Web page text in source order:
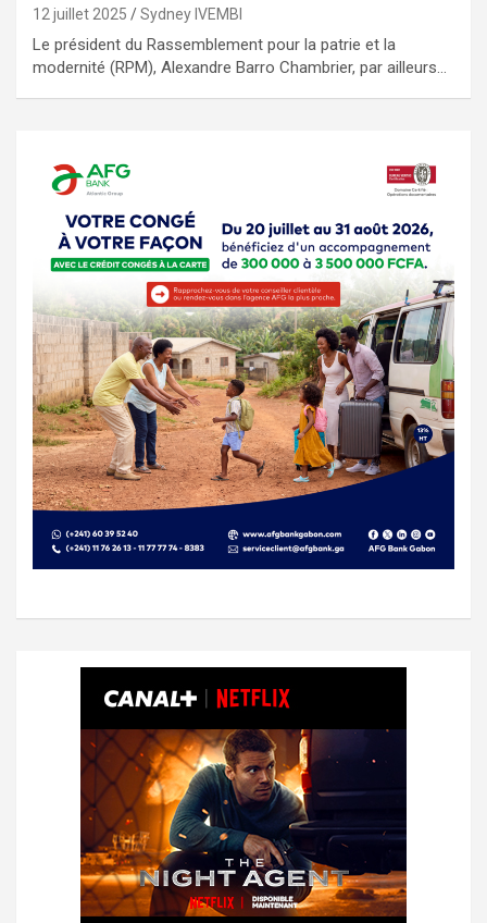
12 juillet 2025 Sydney IVEMBI
Le président du Rassemblement pour la patrie et la
modernité (RPM), Alexandre Barro Chambrier, par ailleurs…